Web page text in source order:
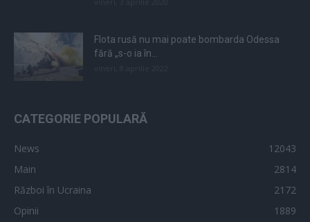
Flota rusă nu mai poate bombarda Odessa
fără „s-o ia în...
CATEGORIE POPULARĂ
News
12043
Main
2814
Război în Ucraina
2172
Opinii
1889